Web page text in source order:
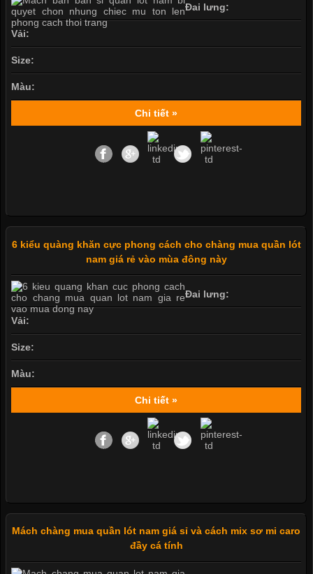
Đai lưng:
Vải:
Size:
Màu:
Chi tiết »
6 kiểu quàng khăn cực phong cách cho chàng mua quần lót
nam giá rẻ vào mùa đông này
Đai lưng:
Vải:
Size:
Màu:
Chi tiết »
Mách chàng mua quần lót nam giá sỉ và cách mix sơ mi caro
đầy cá tính